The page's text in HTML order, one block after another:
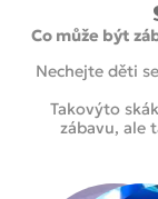
Co může být
Nechejte děti
Takovýto
zábavu, ale